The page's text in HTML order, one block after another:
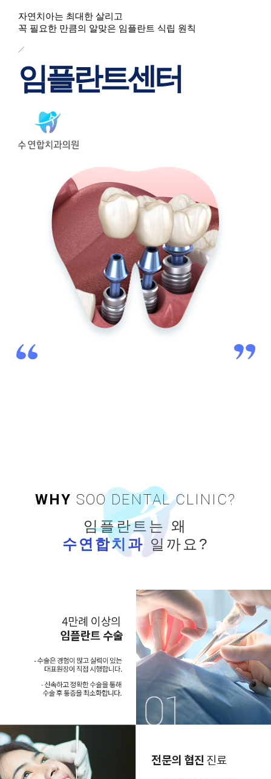
자연치아는 최대한 살리고
꼭 필요한 만큼의 알맞은 임플란트 식립 원칙
임플란트센터
WHY SOO DENTAL CLINIC?
임플란트는 왜
수연합치과 일까요?